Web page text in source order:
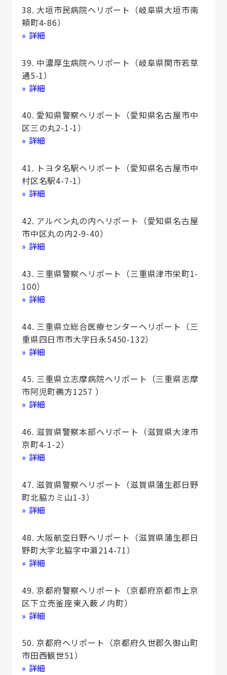
38. 大垣市民病院ヘリポート（岐阜県大垣市南
頬町4-86）
» 詳細
39. 中濃厚生病院ヘリポート（岐阜県関市若草
通5-1）
» 詳細
40. 愛知県警察ヘリポート（愛知県名古屋市中
区三の丸2-1-1）
» 詳細
41. トヨタ名駅ヘリポート（愛知県名古屋市中
村区名駅4-7-1）
» 詳細
42. アルペン丸の内ヘリポート（愛知県名古屋
市中区丸の内2-9-40）
» 詳細
43. 三重県警察ヘリポート（三重県津市栄町1-
100）
» 詳細
44. 三重県立総合医療センターヘリポート（三
重県四日市市大字日永5450-132）
» 詳細
45. 三重県立志摩病院ヘリポート（三重県志摩
市阿児町鵜方1257 ）
» 詳細
46. 滋賀県警察本部ヘリポート（滋賀県大津市
京町4-1-2）
» 詳細
47. 滋賀県警察ヘリポート（滋賀県蒲生郡日野
町北脇カミ山1-3）
» 詳細
48. 大阪航空日野ヘリポート（滋賀県蒲生郡日
野町大字北脇字中瀬214-71）
» 詳細
49. 京都府警察ヘリポート（京都府京都市上京
区下立売釜座東入薮ノ内町）
» 詳細
50. 京都府ヘリポート（京都府久世郡久御山町
市田西観世51）
» 詳細